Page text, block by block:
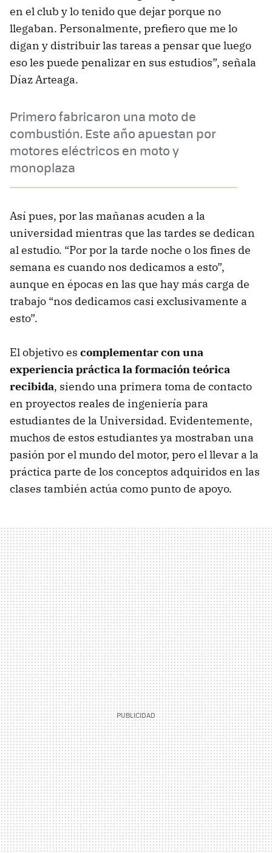
en el club y lo tenido que dejar porque no
llegaban. Personalmente, prefiero que me lo
digan y distribuir las tareas a pensar que luego
eso les puede penalizar en sus estudios”, señala
Díaz Arteaga.
Primero fabricaron una moto de
combustión. Este año apuestan por
motores eléctricos en moto y
monoplaza
Así pues, por las mañanas acuden a la
universidad mientras que las tardes se dedican
al estudio. “Por por la tarde noche o los fines de
semana es cuando nos dedicamos a esto”,
aunque en épocas en las que hay más carga de
trabajo “nos dedicamos casi exclusivamente a
esto”.
El objetivo es complementar con una
experiencia práctica la formación teórica
recibida, siendo una primera toma de contacto
en proyectos reales de ingeniería para
estudiantes de la Universidad. Evidentemente,
muchos de estos estudiantes ya mostraban una
pasión por el mundo del motor, pero el llevar a la
práctica parte de los conceptos adquiridos en las
clases también actúa como punto de apoyo.